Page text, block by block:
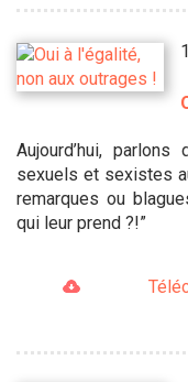
Aujourd’hui,
sexuels et sexistes
remarques ou
qui leur prend ?!”